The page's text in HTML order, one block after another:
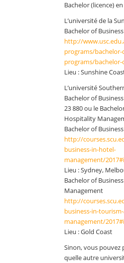
Bachelor (licence)
L’université de la
Bachelor of
http://
programs/
programs/
Lieu : Sunshine
L’université
Bachelor of
23 880 ou le
Hospitality
Bachelor of
http://
business-in-hotel-
management/
Lieu : Sydney,
Bachelor of
Management
http://
business-in-
management/
Lieu : Gold Coast
Sinon, vous pouvez
quelle autre